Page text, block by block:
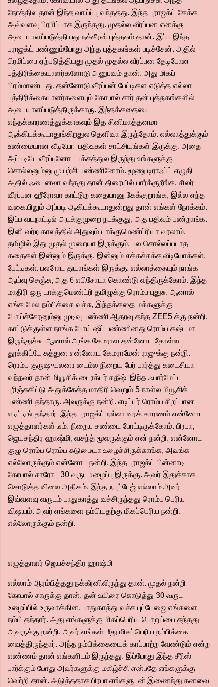
நேரத்தில தான் இந்த வாய்ப்பு வந்ததது. இந்த புராஜக்ட் கேக்க
அவ்வளவு பிரமிப்பாக இருந்தது. முதல்ல வீரப்பன எனக்கு
அடையாளப்படுத்தியது நக்கீரன் புத்தகம் தான். இப்ப இந்த
புராஜக்ட் பண்ணும்போது அந்த புத்தகங்கள் படிச்சேன். அதில்
பிரமிப்பை ஏற்படுத்தியது முதல் முதல்ல வீரப்பன தேடிபோன
பத்திரிக்கையாளர்களோடு அனுபவம் தான். அது மிகப்
பிரம்மாண்ட து. தன்னோடு வீரப்பன் பேட்டிகள எடுத்த எல்லா
பத்திரிக்கையாளர்களையும் கோபால் சார் தன் புத்தகங்களில்
அடையாளப்படுத்திருக்காரு. இந்தக்கதையை
எந்தக்காரணத்துக்காகவும் இத சினிமாத்தனமா
ஆக்கிடக்கூடாதுங்கிறதுல தெளிவா இருந்தோம். எல்லாத்துக்கும்
உண்மையான வீடியோ பதிவுகள் சாட்சியங்கள் இருக்கு. அதை
அப்படியே வீரப்பனோட பக்கத்துல இருந்து உங்களுக்கு
சொல்லனும்னு முயற்சி பண்ணினோம். மூணு டிராஃப்ட் எழுதி
அதில் ஃபைனலா வந்தது தான் திரையில் பார்க்குறீங்க. சிலர்
வீரப்பன ஹீரோவா காட்டுற கதையானு கேக்குறாங்க, இல்ல எந்த
வகையிலும் அப்படி ஆகிடக்கூடாதுன்றது தான் எங்கள் நோக்கம்.
இப்ப வடநாட்டில் அடக்குமுறை நடக்குது, அத பதிவும் பண்றாங்க.
இனி வர்ற காலத்தில் அதுவும் டாக்குமெண்ட்ரியா வரலாம்.
தமிழில் இது முதல் முறையா இருக்கும். பல சொல்லப்படாத
கதைகள் இன்னும் இருக்கு. இன்னும் எக்கச்சக்க வீடியோக்கள்,
பேட்டிகள், பலரோட துயரங்கள் இருக்கு. எல்லாத்தையும் நாங்க
ஆய்வு செஞ்சு, அத 6 எபிசோடா கொண்டு வந்திருக்கோம். இந்த
மாதிரி ஒரு டாக்குமெண்ட்ரி தமிழுக்கு ரொம்ப புதுசு. ஆனால்
எங்க மேல நம்பிக்கை வச்சு, இந்தக்கதை மக்களுக்கு
போய்ச்சேரனும்னு முடிவு பண்ணி ஆதரவு தந்த ZEE5 க்கு நன்றி.
காட்டுக்குள்ள நாங்க போய் ஷீட் பண்ணினது ரொம்ப கஷ்டமா
இருந்துச்சு, ஆனால் அங்க கேமராவ தன்னோட தோள்ல
தூக்கிட்டே சுத்துன என்னோட கேமராமேன் ராஜுக்கு நன்றி.
ரொம்ப குருஷுயலனா டைம்ல நிறைய பேர் பார்த்து கடைசியா
வந்தவர் தான் மியூசிக் டைரக்டர் சதீஷ். இந்த ஃபார்மேட்ட
புரிஞ்சுகிட்டு அதுக்கேத்த மாதிரி வெறும் 5 நாள்ல மியூசிக்
பண்ணி தந்தாரு. அவருக்கு நன்றி. எடிட்டர் ரொம்ப சிறப்பான
எடிட்டிங் தந்தார். இந்த புராஜக்ட் நல்லா வரக் காரணம் என்னோட
எழுத்தாளர்கள் டீம். நிறைய சண்டை போட்டிருக்கோம். பிரபா,
ஜெயசந்திர ஹாஷ்மி, வசந்த் மூவருக்கும் என் நன்றி. என்னோட
குழு ரொம்ப ரொம்ப கடுமையா உழைச்சிருக்காங்க, அவங்க
எல்லோருக்கும் என்னோட நன்றி. இந்த புராஜக்ட் பின்னாடி
கோபால் சாரோட 30 வருட உழைப்பு இருக்கு. அவர் இதுக்காக
கொடுத்த விலை அதிகம். இந்த ஃபுட்டேஜ் எல்லாம் அவர்
இவ்வளவு வருடம் பாதுகாத்து வச்சிருந்தது ரொம்ப பெரிய
விஷயம். அவர் எங்களை நம்பியதற்கு மிகப்பெரிய நன்றி.
எல்லோருக்கும் நன்றி.
எழுத்தாளர் ஜெயச்சந்திர ஹாஷ்மி
எல்லாம் ஆரம்பித்தது நக்கீரனிலிருந்து தான். முதல் நன்றி
கோபால் சாருக்கு தான். தன் உயிரை கொடுத்து 30 வருட
உழைப்பில் உருவாக்கின, பாதுகாத்து வச்ச புட்டேஜை எங்களை
நம்பி தந்தார். அது எங்களுக்கு மிகப்பெரிய பொறுப்பை தந்தது.
அவருக்கு நன்றி. அவர் எங்கள் மீது மிகப்பெரிய நம்பிக்கை
வைத்திருந்தார். அந்த நம்பிக்கையைக் காப்பாற்ற வேண்டும் என்ற
எண்ணம் தான் எங்களிடம் இருந்தது. இப்போது இந்த சீரிஸ்
பார்க்கும் போது அவர்களுக்கு மகிழ்ச்சி என்பதே எங்களுக்கு
வெற்றி தான். அடுத்ததாக பிரபா எங்களுடன் இணைந்து கனவை